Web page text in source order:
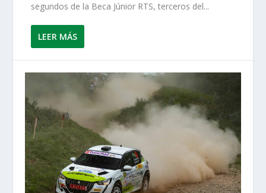
segundos de la Beca Júnior RTS, terceros del...
LEER MÁS